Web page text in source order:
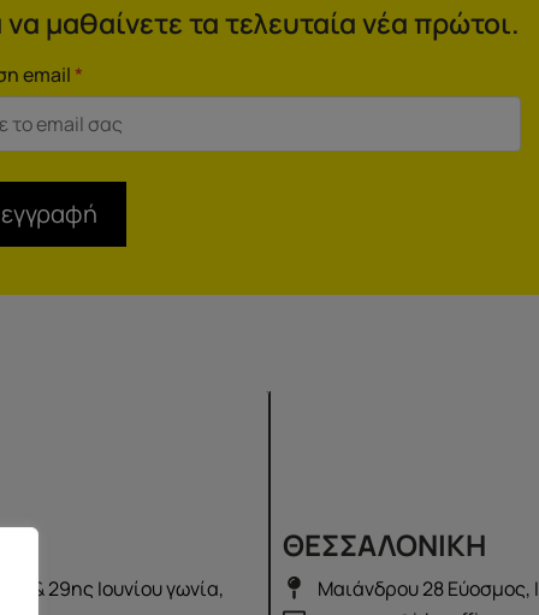
μαθαίνετε τα τελευταία νέα πρώτοι.
email*
& 29ης Ιουνίου γωνία,
ΘΕΣΣΑΛΟΝΙΚΗ
Μαιάνδρου 28 Εύοσμος,